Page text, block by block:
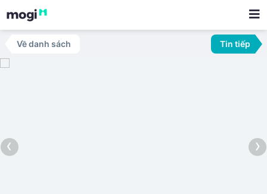
Về danh sách Tin tiếp
‹ ›